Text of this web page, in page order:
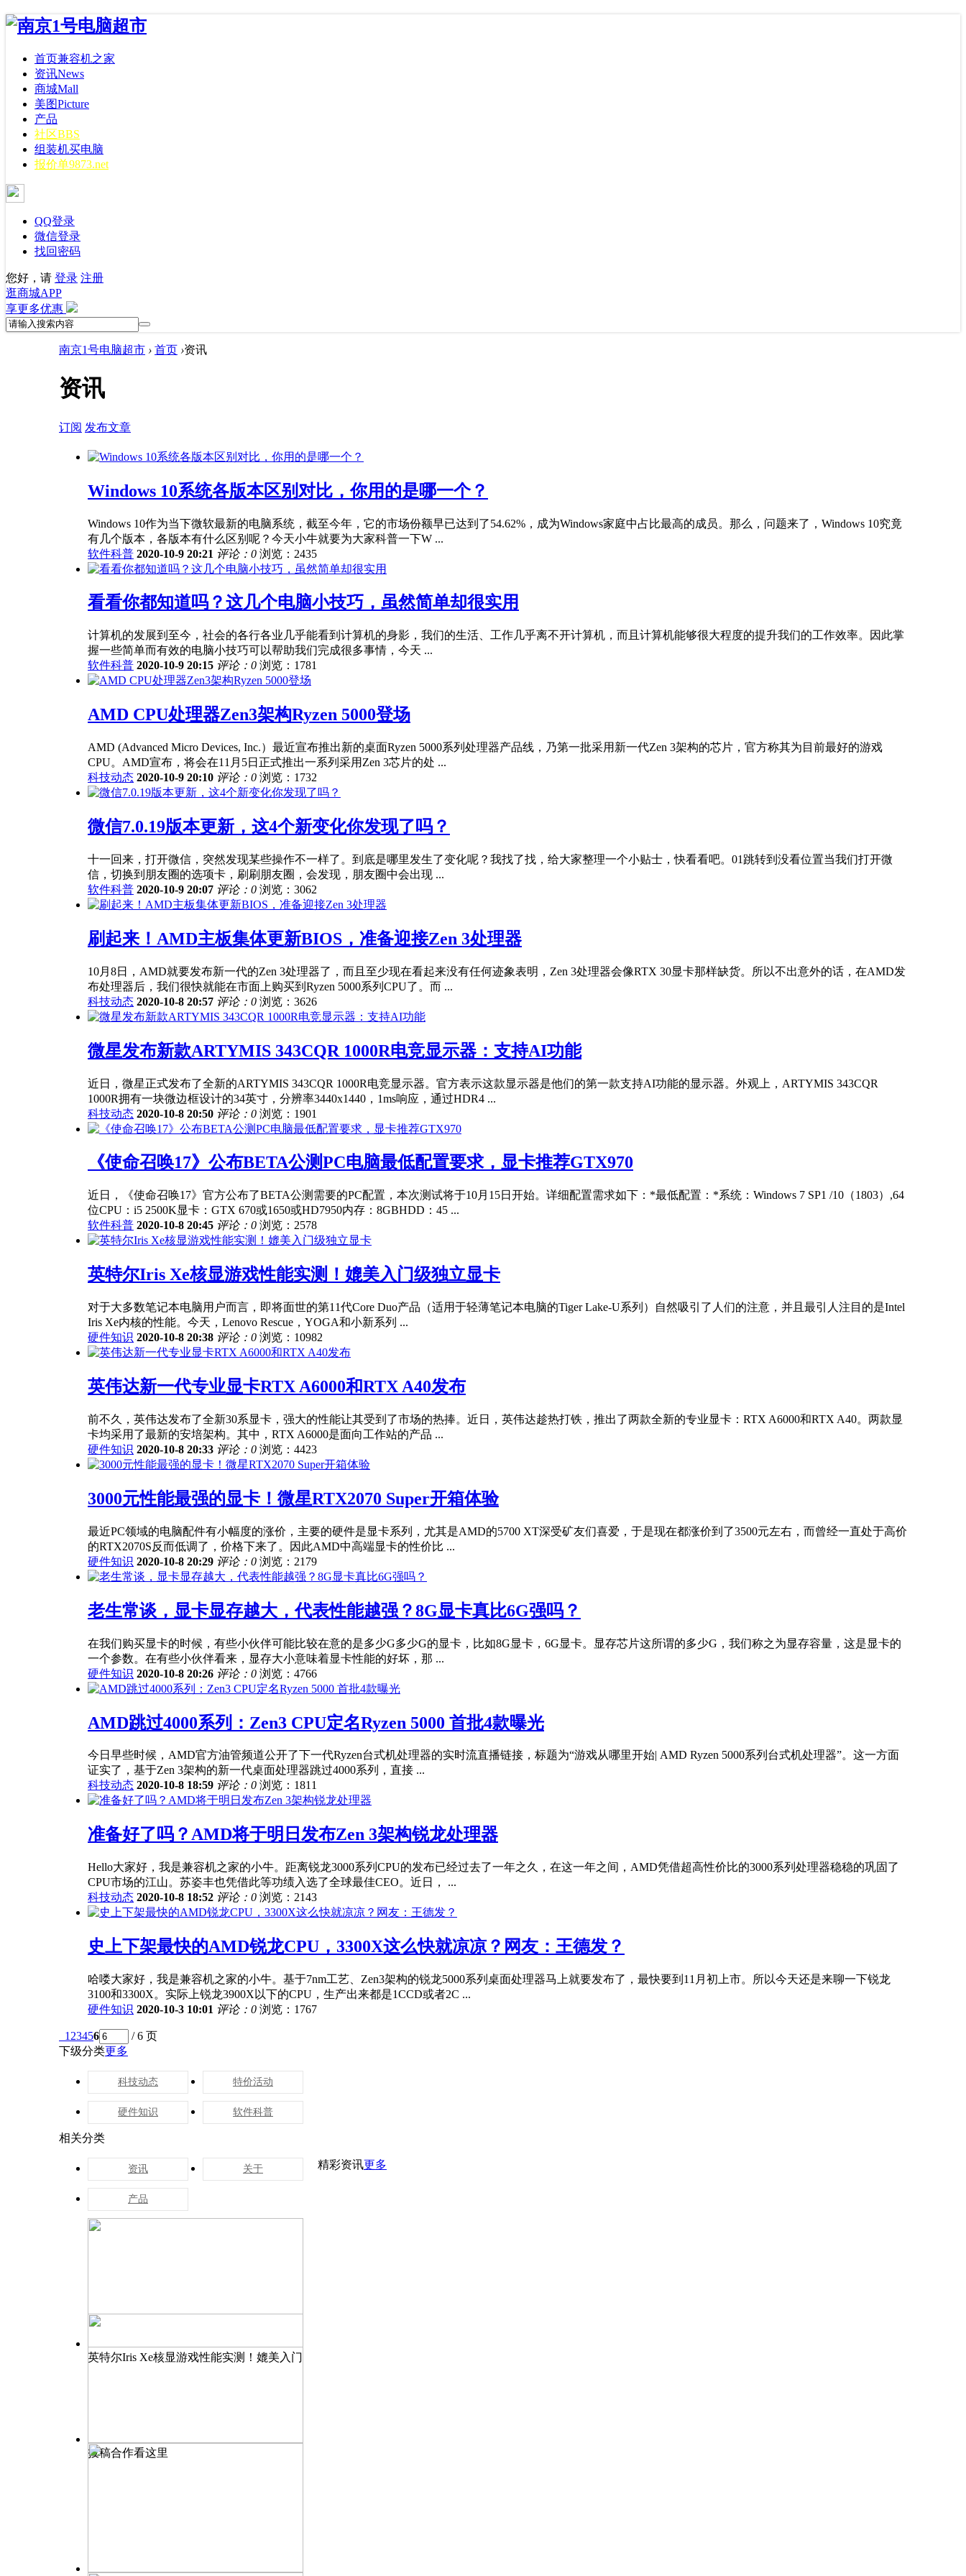
首页兼容机之家
资讯News
商城Mall
美图Picture
产品
社区BBS
组装机买电脑
报价单9873.net
QQ登录
微信登录
找回密码
您好，请 登录 注册
逛商城APP
享更多优惠
南京1号电脑超市 › 首页 ›资讯
资讯
订阅 发布文章
Windows 10系统各版本区别对比，你用的是哪一个？
Windows 10作为当下微软最新的电脑系统，截至今年，它的市场份额早已达到了54.62%，成为Windows家庭中占比最高的成员。那么，问题来了，Windows 10究竟
有几个版本，各版本有什么区别呢？今天小牛就要为大家科普一下W ...
软件科普 2020-10-9 20:21 评论：0 浏览：2435
看看你都知道吗？这几个电脑小技巧，虽然简单却很实用
计算机的发展到至今，社会的各行各业几乎能看到计算机的身影，我们的生活、工作几乎离不开计算机，而且计算机能够很大程度的提升我们的工作效率。因此掌
握一些简单而有效的电脑小技巧可以帮助我们完成很多事情，今天 ...
软件科普 2020-10-9 20:15 评论：0 浏览：1781
AMD CPU处理器Zen3架构Ryzen 5000登场
AMD (Advanced Micro Devices, Inc.）最近宣布推出新的桌面Ryzen 5000系列处理器产品线，乃第一批采用新一代Zen 3架构的芯片，官方称其为目前最好的游戏
CPU。AMD宣布，将会在11月5日正式推出一系列采用Zen 3芯片的处 ...
科技动态 2020-10-9 20:10 评论：0 浏览：1732
微信7.0.19版本更新，这4个新变化你发现了吗？
十一回来，打开微信，突然发现某些操作不一样了。到底是哪里发生了变化呢？我找了找，给大家整理一个小贴士，快看看吧。01跳转到没看位置当我们打开微
信，切换到朋友圈的选项卡，刷刷朋友圈，会发现，朋友圈中会出现 ...
软件科普 2020-10-9 20:07 评论：0 浏览：3062
刷起来！AMD主板集体更新BIOS，准备迎接Zen 3处理器
10月8日，AMD就要发布新一代的Zen 3处理器了，而且至少现在看起来没有任何迹象表明，Zen 3处理器会像RTX 30显卡那样缺货。所以不出意外的话，在AMD发
布处理器后，我们很快就能在市面上购买到Ryzen 5000系列CPU了。而 ...
科技动态 2020-10-8 20:57 评论：0 浏览：3626
微星发布新款ARTYMIS 343CQR 1000R电竞显示器：支持AI功能
近日，微星正式发布了全新的ARTYMIS 343CQR 1000R电竞显示器。官方表示这款显示器是他们的第一款支持AI功能的显示器。外观上，ARTYMIS 343CQR
1000R拥有一块微边框设计的34英寸，分辨率3440x1440，1ms响应，通过HDR4 ...
科技动态 2020-10-8 20:50 评论：0 浏览：1901
《使命召唤17》公布BETA公测PC电脑最低配置要求，显卡推荐GTX970
近日，《使命召唤17》官方公布了BETA公测需要的PC配置，本次测试将于10月15日开始。详细配置需求如下：*最低配置：*系统：Windows 7 SP1 /10（1803）,64
位CPU：i5 2500K显卡：GTX 670或1650或HD7950内存：8GBHDD：45 ...
软件科普 2020-10-8 20:45 评论：0 浏览：2578
英特尔Iris Xe核显游戏性能实测！媲美入门级独立显卡
对于大多数笔记本电脑用户而言，即将面世的第11代Core Duo产品（适用于轻薄笔记本电脑的Tiger Lake-U系列）自然吸引了人们的注意，并且最引人注目的是Intel
Iris Xe内核的性能。今天，Lenovo Rescue，YOGA和小新系列 ...
硬件知识 2020-10-8 20:38 评论：0 浏览：10982
英伟达新一代专业显卡RTX A6000和RTX A40发布
前不久，英伟达发布了全新30系显卡，强大的性能让其受到了市场的热捧。近日，英伟达趁热打铁，推出了两款全新的专业显卡：RTX A6000和RTX A40。两款显
卡均采用了最新的安培架构。其中，RTX A6000是面向工作站的产品 ...
硬件知识 2020-10-8 20:33 评论：0 浏览：4423
3000元性能最强的显卡！微星RTX2070 Super开箱体验
最近PC领域的电脑配件有小幅度的涨价，主要的硬件是显卡系列，尤其是AMD的5700 XT深受矿友们喜爱，于是现在都涨价到了3500元左右，而曾经一直处于高价
的RTX2070S反而低调了，价格下来了。因此AMD中高端显卡的性价比 ...
硬件知识 2020-10-8 20:29 评论：0 浏览：2179
老生常谈，显卡显存越大，代表性能越强？8G显卡真比6G强吗？
在我们购买显卡的时候，有些小伙伴可能比较在意的是多少G多少G的显卡，比如8G显卡，6G显卡。显存芯片这所谓的多少G，我们称之为显存容量，这是显卡的
一个参数。在有些小伙伴看来，显存大小意味着显卡性能的好坏，那 ...
硬件知识 2020-10-8 20:26 评论：0 浏览：4766
AMD跳过4000系列：Zen3 CPU定名Ryzen 5000 首批4款曝光
今日早些时候，AMD官方油管频道公开了下一代Ryzen台式机处理器的实时流直播链接，标题为“游戏从哪里开始| AMD Ryzen 5000系列台式机处理器”。这一方面
证实了，基于Zen 3架构的新一代桌面处理器跳过4000系列，直接 ...
科技动态 2020-10-8 18:59 评论：0 浏览：1811
准备好了吗？AMD将于明日发布Zen 3架构锐龙处理器
Hello大家好，我是兼容机之家的小牛。距离锐龙3000系列CPU的发布已经过去了一年之久，在这一年之间，AMD凭借超高性价比的3000系列处理器稳稳的巩固了
CPU市场的江山。苏姿丰也凭借此等功绩入选了全球最佳CEO。近日， ...
科技动态 2020-10-8 18:52 评论：0 浏览：2143
史上下架最快的AMD锐龙CPU，3300X这么快就凉凉？网友：王德发？
哈喽大家好，我是兼容机之家的小牛。基于7nm工艺、Zen3架构的锐龙5000系列桌面处理器马上就要发布了，最快要到11月初上市。所以今天还是来聊一下锐龙
3100和3300X。实际上锐龙3900X以下的CPU，生产出来都是1CCD或者2C ...
硬件知识 2020-10-3 10:01 评论：0 浏览：1767
1 23456
/ 6 页
下级分类更多
科技动态 特价活动
硬件知识 软件科普
相关分类
资讯 关于
产品
精彩资讯更多
英特尔Iris Xe核显游戏性能实测！媲美入门
投稿合作看这里